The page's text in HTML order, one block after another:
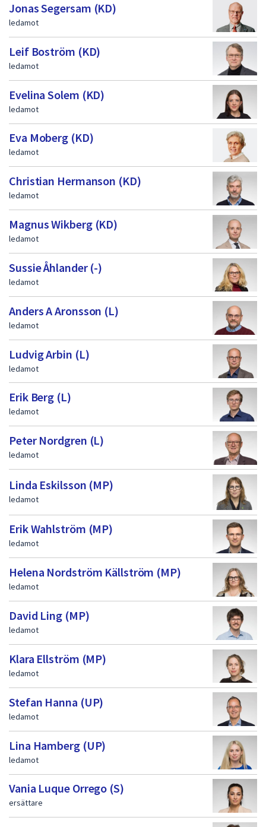
Jonas Segersam (KD)
ledamot
Leif Boström (KD)
ledamot
Evelina Solem (KD)
ledamot
Eva Moberg (KD)
ledamot
Christian Hermanson (KD)
ledamot
Magnus Wikberg (KD)
ledamot
Sussie Åhlander (-)
ledamot
Anders A Aronsson (L)
ledamot
Ludvig Arbin (L)
ledamot
Erik Berg (L)
ledamot
Peter Nordgren (L)
ledamot
Linda Eskilsson (MP)
ledamot
Erik Wahlström (MP)
ledamot
Helena Nordström Källström (MP)
ledamot
David Ling (MP)
ledamot
Klara Ellström (MP)
ledamot
Stefan Hanna (UP)
ledamot
Lina Hamberg (UP)
ledamot
Vania Luque Orrego (S)
ersättare